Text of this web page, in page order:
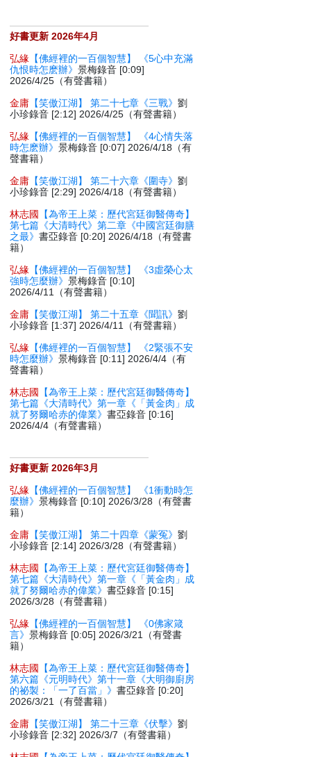
好書更新 2026年4月
弘緣 【佛經裡的一百個智慧】 《5心中充滿
仇恨時怎麽辦》景梅錄音 [0:09]
2026/4/25（有聲書籍）
金庸 【笑傲江湖】 第二十七章《三戰》劉
小珍錄音 [2:12] 2026/4/25（有聲書籍）
弘緣 【佛經裡的一百個智慧】 《4心情失落
時怎麽辦》景梅錄音 [0:07] 2026/4/18（有
聲書籍）
金庸 【笑傲江湖】 第二十六章《圍寺》劉
小珍錄音 [2:29] 2026/4/18（有聲書籍）
林志國
【為帝王上菜：歷代宮廷御醫傳奇】
第七篇《大清時代》第二章《中國宮廷御膳
之最》書亞錄音 [0:20] 2026/4/18（有聲書
籍）
弘緣 【佛經裡的一百個智慧】 《3虛榮心太
強時怎麼辦》景梅錄音 [0:10]
2026/4/11（有聲書籍）
金庸 【笑傲江湖】 第二十五章《聞訊》劉
小珍錄音 [1:37] 2026/4/11（有聲書籍）
弘緣 【佛經裡的一百個智慧】 《2緊張不安
時怎麼辦》景梅錄音 [0:11] 2026/4/4（有
聲書籍）
林志國
【為帝王上菜：歷代宮廷御醫傳奇】
第七篇《大清時代》第一章《「黃金肉」成
就了努爾哈赤的偉業》書亞錄音 [0:16]
2026/4/4（有聲書籍）
好書更新 2026年3月
弘緣 【佛經裡的一百個智慧】 《1衝動時怎
麼辦》景梅錄音 [0:10] 2026/3/28（有聲書
籍）
金庸 【笑傲江湖】 第二十四章《蒙冤》劉
小珍錄音 [2:14] 2026/3/28（有聲書籍）
林志國
【為帝王上菜：歷代宮廷御醫傳奇】
第七篇《大清時代》第一章《「黃金肉」成
就了努爾哈赤的偉業》書亞錄音 [0:15]
2026/3/28（有聲書籍）
弘緣 【佛經裡的一百個智慧】 《0佛家箴
言》景梅錄音 [0:05] 2026/3/21（有聲書
籍）
林志國
【為帝王上菜：歷代宮廷御醫傳奇】
第六篇《元明時代》第十一章《大明御廚房
的祕製：「一了百當」》書亞錄音 [0:20]
2026/3/21（有聲書籍）
金庸 【笑傲江湖】 第二十三章《伏擊》劉
小珍錄音 [2:32] 2026/3/7（有聲書籍）